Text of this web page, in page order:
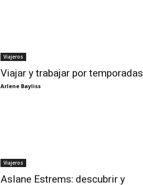
Viajeros
Viajar y trabajar por temporadas
Arlene Bayliss
Viajeros
Aslane Estrems: descubrir y